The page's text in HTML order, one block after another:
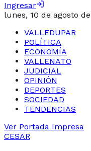
Ingresar
lunes, 10 de agosto
VALLEDUPAR
POLÍTICA
ECONOMÍA
VALLENATO
JUDICIAL
OPINIÓN
DEPORTES
SOCIEDAD
TENDENCIAS
Ver Portada Impresa
CESAR